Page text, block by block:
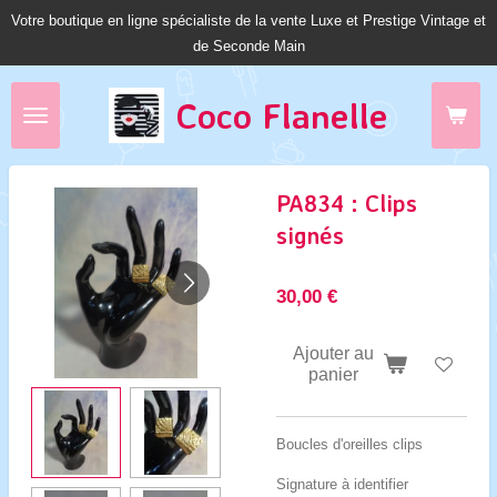
Passer
Coco Flanelle
Votre boutique en ligne spécialiste de la vente Luxe et Prestige Vintage et
de Seconde Main
PA834 : Clips
signés
30,00 €
Ajouter au
panier
Boucles d'oreilles clips
Signature à identifier